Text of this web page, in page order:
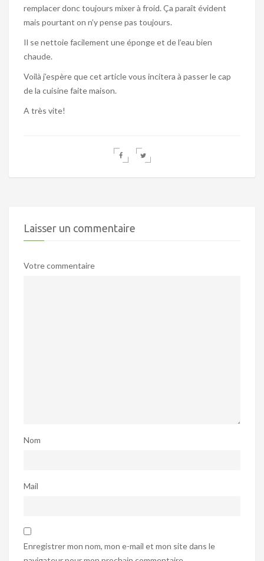
remplacer donc toujours mixer à froid. Ça paraît évident
mais pourtant on n’y pense pas toujours.
Il se nettoie facilement une éponge et de l’eau bien
chaude.
Voilà j’espère que cet article vous incitera à passer le cap
de la cuisine faite maison.
A très vite!
Laisser un commentaire
Votre commentaire
Nom
Mail
Enregistrer mon nom, mon e-mail et mon site dans le